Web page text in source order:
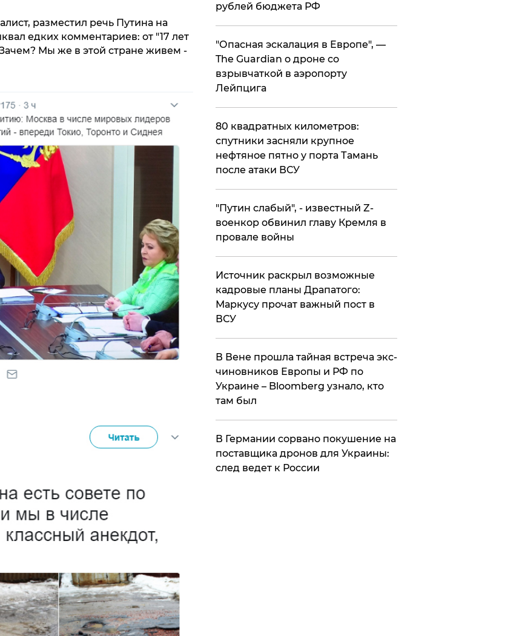
разместил речь Путина на
едких комментариев: от "17 лет
Мы же в этой стране живем -
рублей бюджета РФ
"Опасная эскалация в Европе", —
The Guardian о дроне со
взрывчаткой в аэропорту
Лейпцига
80 квадратных километров:
спутники засняли крупное
нефтяное пятно у порта Тамань
после атаки ВСУ
​"Путин слабый", - известный Z-
военкор обвинил главу Кремля в
провале войны
​Источник раскрыл возможные
кадровые планы Драпатого:
Маркусу прочат важный пост в
ВСУ
В Вене прошла тайная встреча экс-
чиновников Европы и РФ по
Украине – Bloomberg узнало, кто
там был
​В Германии сорвано покушение на
поставщика дронов для Украины:
след ведет к России